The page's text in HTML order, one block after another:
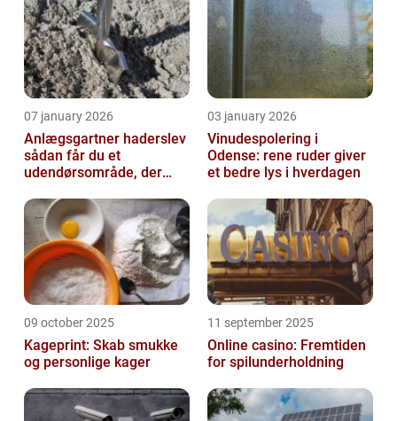
07 january 2026
Anlægsgartner haderslev
sådan får du et
udendørsområde, der
03 january 2026
Vinudespolering i
Odense: rene ruder giver
et bedre lys i hverdagen
09 october 2025
Kageprint: Skab smukke
og personlige kager
11 september 2025
Online casino: Fremtiden
for spilunderholdning